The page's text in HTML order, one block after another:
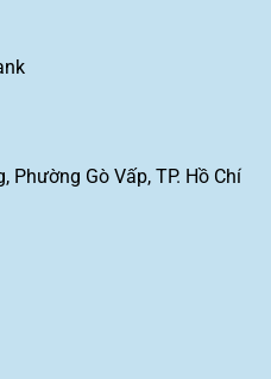
Gò Vấp, TP. Hồ Chí